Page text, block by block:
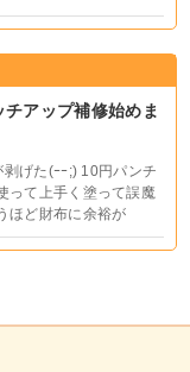
アップ補修始めま
げた(ｰｰ;) 10円パンチ
って上手く塗って誤魔
ほど財布に余裕が